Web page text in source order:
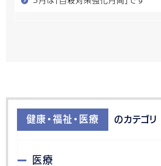
健康・福祉・医療 のカテゴリ
医療